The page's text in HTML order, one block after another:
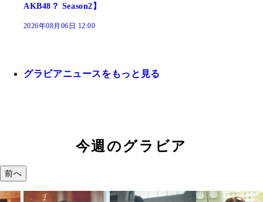
AKB48？ Season2】
2026年08月06日 12:00
グラビアニュースをもっと見る
今週のグラビア
前へ